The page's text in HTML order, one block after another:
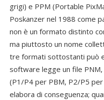
grigi) e PPM (Portable
Poskanzer nel 1988 come
non è un formato distinto
ma piuttosto un nome
tre formati sottostanti può
software legge un file
(P1/P4 per PBM, P2/P5
elabora di conseguenza;